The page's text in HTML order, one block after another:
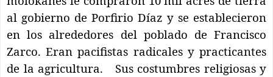
al gobierno de Porfirio Díaz y se establecieron
en los alrededores del poblado de Francisco
Zarco. Eran pacifistas radicales y practicantes
de la agricultura.
Sus costumbres religiosas y